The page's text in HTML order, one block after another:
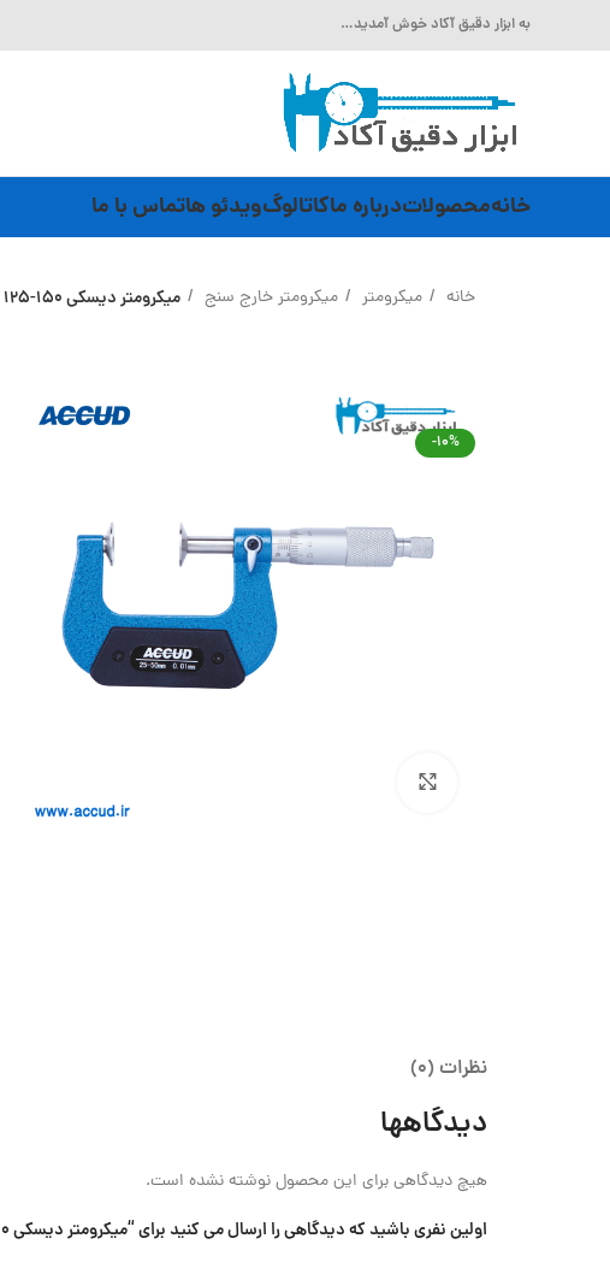
به ابزار دقیق آکاد خوش آمدید…
خانهمحصولاتدرباره ماکاتالوگویدئو هاتماس با ما
خانه میکرومتر میکرومتر خارج سنج میکرومتر دیسکی 150-125 میلی متر Accud (اکود با گارانتی شرکتی) مدل 342-006-02
-10%
نظرات (0)
دیدگاهها
هیچ دیدگاهی برای این محصول نوشته نشده است.
اولین نفری باشید که دیدگاهی را ارسال می کنید برای “میکرومتر دیسکی 150-125 میلی متر Accud (اکود با گارانتی شرکتی) مدل 342-006-02”